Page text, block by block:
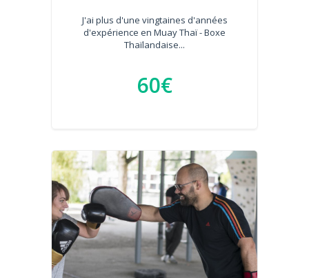
J'ai plus d'une vingtaines d'années
d'expérience en Muay Thaï - Boxe
Thaïlandaise...
60€